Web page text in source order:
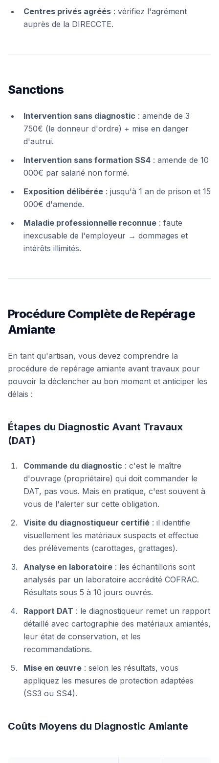
Centres privés agréés : vérifiez l'agrément
auprès de la DIRECCTE.
Sanctions
Intervention sans diagnostic : amende de 3
750€ (le donneur d'ordre) + mise en danger
d'autrui.
Intervention sans formation SS4 : amende de 10
000€ par salarié non formé.
Exposition délibérée : jusqu'à 1 an de prison et 15
000€ d'amende.
Maladie professionnelle reconnue : faute
inexcusable de l'employeur → dommages et
intérêts illimités.
Procédure Complète de Repérage
Amiante
En tant qu'artisan, vous devez comprendre la
procédure de repérage amiante avant travaux pour
pouvoir la déclencher au bon moment et anticiper les
délais :
Étapes du Diagnostic Avant Travaux
(DAT)
Commande du diagnostic : c'est le maître
d'ouvrage (propriétaire) qui doit commander le
DAT, pas vous. Mais en pratique, c'est souvent à
vous de l'alerter sur cette obligation.
Visite du diagnostiqueur certifié : il identifie
visuellement les matériaux suspects et effectue
des prélèvements (carottages, grattages).
Analyse en laboratoire : les échantillons sont
analysés par un laboratoire accrédité COFRAC.
Résultats sous 5 à 10 jours ouvrés.
Rapport DAT : le diagnostiqueur remet un rapport
détaillé avec cartographie des matériaux amiantés,
leur état de conservation, et les
recommandations.
Mise en œuvre : selon les résultats, vous
appliquez les mesures de protection adaptées
(SS3 ou SS4).
Coûts Moyens du Diagnostic Amiante